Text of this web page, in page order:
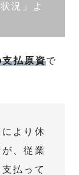
況」よ
支払原資で
より休
、従業
払って